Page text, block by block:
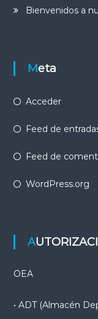
Bienvenidos a
Meta
Acceder
Feed de
Feed de
WordPress.org
OEA
• ADT (Almacén